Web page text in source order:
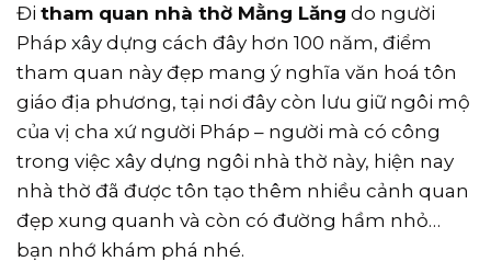
Đi tham quan nhà thờ Mằng Lăng do người
Pháp xây dựng cách đây hơn 100 năm, điểm
tham quan này đẹp mang ý nghĩa văn hoá tôn
giáo địa phương, tại nơi đây còn lưu giữ ngôi mộ
của vị cha xứ người Pháp – người mà có công
trong việc xây dựng ngôi nhà thờ này, hiện nay
nhà thờ đã được tôn tạo thêm nhiều cảnh quan
đẹp xung quanh và còn có đường hầm nhỏ…
bạn nhớ khám phá nhé.